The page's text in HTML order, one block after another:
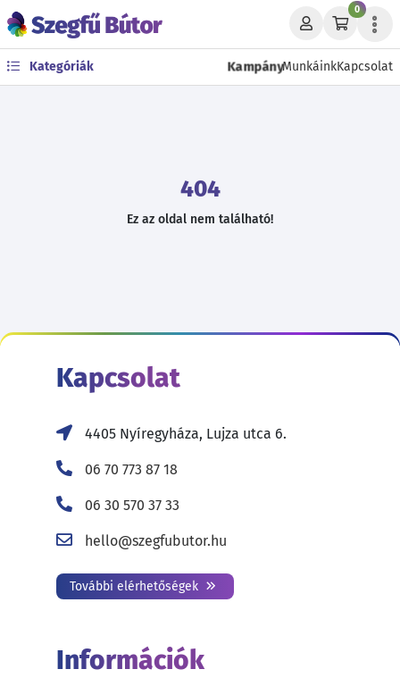
0
Kategóriák KampányMunkáinkKapcsolat
404
Ez az oldal nem található!
Kapcsolat
4405 Nyíregyháza, Lujza utca 6.
06 70 773 87 18
06 30 570 37 33
hello@szegfubutor.hu
További elérhetőségek
Információk